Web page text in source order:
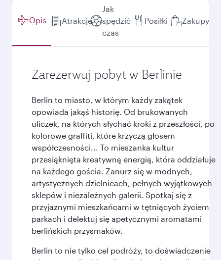
Opis Atrakcje
Jak
spędzić
czas
Posiłki Zakupy
Zarezerwuj pobyt w Berlinie
Berlin to miasto, w którym każdy zakątek
opowiada jakąś historię. Od brukowanych
uliczek, na których słychać kroki z przeszłości, po
kolorowe graffiti, które krzyczą głosem
współczesności... To mieszanka kultur
przesiąknięta kreatywną energią, która oddziałuje
na każdego gościa. Zanurz się w modnych,
artystycznych dzielnicach, pełnych wyjątkowych
sklepów i niezależnych galerii. Spotkaj się z
przyjaznymi mieszkańcami w tętniących życiem
parkach i delektuj się apetycznymi aromatami
berlińskich przysmaków.
Berlin to nie tylko cel podróży, to doświadczenie